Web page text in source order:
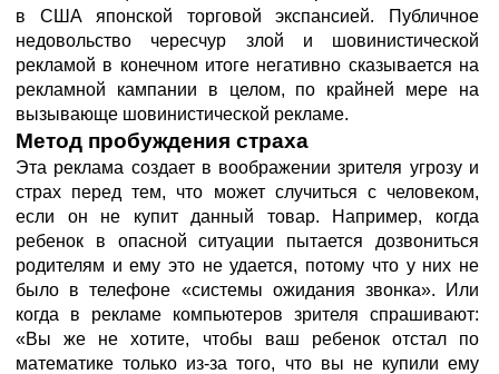
в США японской торговой экспансией. Публичное
недовольство чересчур злой и шовинистической
рекламой в конечном итоге негативно сказывается на
рекламной кампании в целом, по крайней мере на
вызывающе шовинистической рекламе.
Метод пробуждения страха
Эта реклама создает в воображении зрителя угрозу и
страх перед тем, что может случиться с человеком,
если он не купит данный товар. Например, когда
ребенок в опасной ситуации пытается дозвониться
родителям и ему это не удается, потому что у них не
было в телефоне «системы ожидания звонка». Или
когда в рекламе компьютеров зрителя спрашивают:
«Вы же не хотите, чтобы ваш ребенок отстал по
математике только из-за того, что вы не купили ему